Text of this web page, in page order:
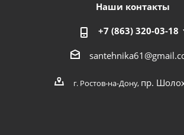
Наши контакты
+7 (863) 320-03-18
г. Ростов-на-Дону, пр.